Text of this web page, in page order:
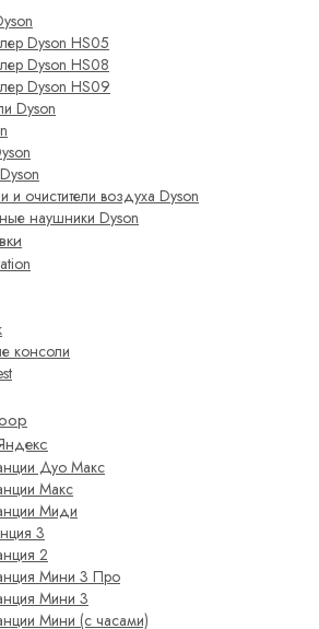
Dyson HS05
Dyson HS08
Dyson HS09
Dyson
и очистители воздуха Dyson
наушники Dyson
консоли
Дуо Макс
Макс
Миди
3
2
Мини 3 Про
Мини 3
Мини (с часами)